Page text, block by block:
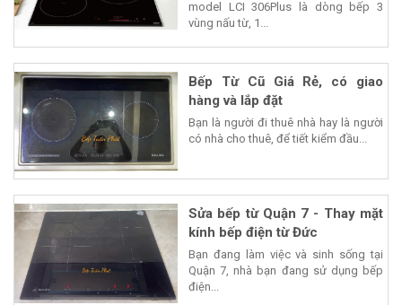
model LCI 306Plus là dòng bếp 3
vùng nấu từ, 1...
Bếp Từ Cũ Giá Rẻ, có giao
hàng và lắp đặt
Bạn là người đi thuê nhà hay là người
có nhà cho thuê, để tiết kiểm đầu...
Sửa bếp từ Quận 7 - Thay mặt
kính bếp điện từ Đức
Bạn đang làm việc và sinh sống tại
Quận 7, nhà bạn đang sử dụng bếp
điện...